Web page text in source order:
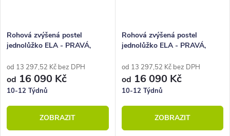
Rohová zvýšená postel
jednolůžko ELA - PRAVÁ,
od 13 297,52 Kč bez DPH
od 16 090 Kč
10-12 Týdnů
ZOBRAZIT
Rohová zvýšená postel
jednolůžko ELA - PRAVÁ,
od 13 297,52 Kč bez DPH
od 16 090 Kč
10-12 Týdnů
ZOBRAZIT